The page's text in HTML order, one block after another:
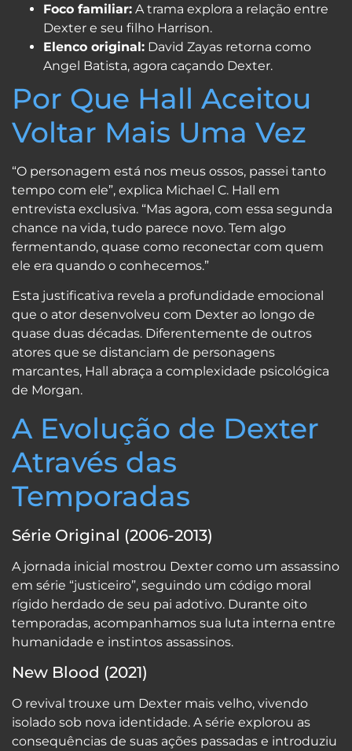
Foco familiar: A trama explora a relação entre
Dexter e seu filho Harrison.
Elenco original: David Zayas retorna como
Angel Batista, agora caçando Dexter.
Por Que Hall Aceitou
Voltar Mais Uma Vez
“O personagem está nos meus ossos, passei tanto
tempo com ele”, explica Michael C. Hall em
entrevista exclusiva. “Mas agora, com essa segunda
chance na vida, tudo parece novo. Tem algo
fermentando, quase como reconectar com quem
ele era quando o conhecemos.”
Esta justificativa revela a profundidade emocional
que o ator desenvolveu com Dexter ao longo de
quase duas décadas. Diferentemente de outros
atores que se distanciam de personagens
marcantes, Hall abraça a complexidade psicológica
de Morgan.
A Evolução de Dexter
Através das
Temporadas
Série Original (2006-2013)
A jornada inicial mostrou Dexter como um assassino
em série “justiceiro”, seguindo um código moral
rígido herdado de seu pai adotivo. Durante oito
temporadas, acompanhamos sua luta interna entre
humanidade e instintos assassinos.
New Blood (2021)
O revival trouxe um Dexter mais velho, vivendo
isolado sob nova identidade. A série explorou as
consequências de suas ações passadas e introduziu